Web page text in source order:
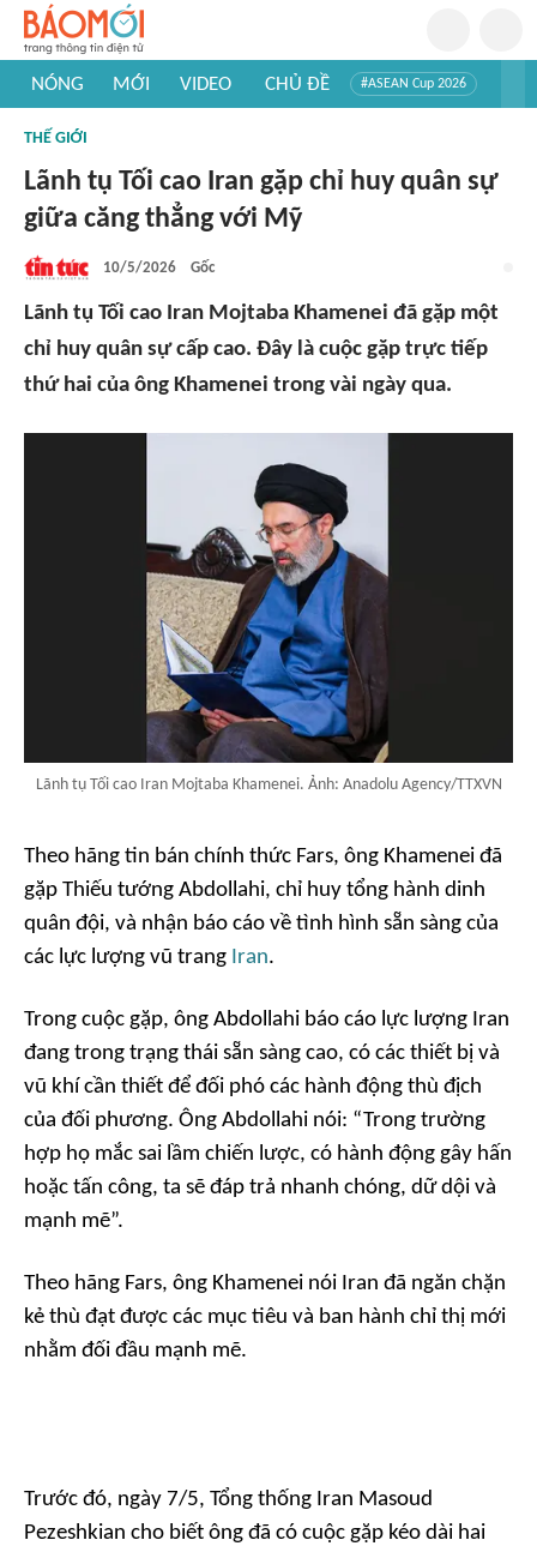
NÓNG MỚI VIDEO CHỦ ĐỀ #ASEAN Cup 2026
#Khám phá thế giới
THẾ GIỚI
Lãnh tụ Tối cao Iran gặp chỉ huy quân sự
giữa căng thẳng với Mỹ
10/5/2026 Gốc
Lãnh tụ Tối cao Iran Mojtaba Khamenei đã gặp một
chỉ huy quân sự cấp cao. Đây là cuộc gặp trực tiếp
thứ hai của ông Khamenei trong vài ngày qua.
Lãnh tụ Tối cao Iran Mojtaba Khamenei. Ảnh: Anadolu Agency/TTXVN
Theo hãng tin bán chính thức Fars, ông Khamenei đã
gặp Thiếu tướng Abdollahi, chỉ huy tổng hành dinh
quân đội, và nhận báo cáo về tình hình sẵn sàng của
các lực lượng vũ trang Iran.
Trong cuộc gặp, ông Abdollahi báo cáo lực lượng Iran
đang trong trạng thái sẵn sàng cao, có các thiết bị và
vũ khí cần thiết để đối phó các hành động thù địch
của đối phương. Ông Abdollahi nói: “Trong trường
hợp họ mắc sai lầm chiến lược, có hành động gây hấn
hoặc tấn công, ta sẽ đáp trả nhanh chóng, dữ dội và
mạnh mẽ”.
Theo hãng Fars, ông Khamenei nói Iran đã ngăn chặn
kẻ thù đạt được các mục tiêu và ban hành chỉ thị mới
nhằm đối đầu mạnh mẽ.
Trước đó, ngày 7/5, Tổng thống Iran Masoud
Pezeshkian cho biết ông đã có cuộc gặp kéo dài hai